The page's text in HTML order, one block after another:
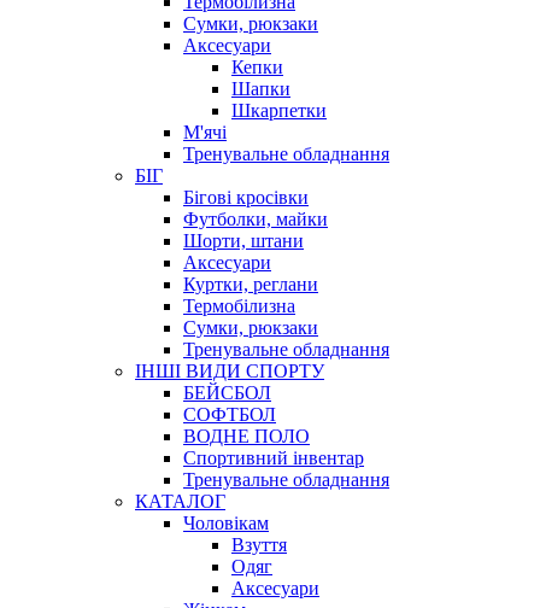
Сумки, рюкзаки
Аксесуари
Кепки
Шапки
Шкарпетки
М'ячі
Тренувальне обладнання
БІГ
Бігові кросівки
Футболки, майки
Шорти, штани
Аксесуари
Куртки, реглани
Термобілизна
Сумки, рюкзаки
Тренувальне обладнання
ІНШІ ВИДИ СПОРТУ
БЕЙСБОЛ
СОФТБОЛ
ВОДНЕ ПОЛО
Спортивний інвентар
Тренувальне обладнання
КАТАЛОГ
Чоловікам
Взуття
Одяг
Аксесуари